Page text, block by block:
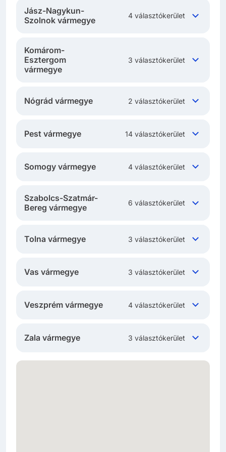
Jász-Nagykun-
Szolnok vármegye
4 választókerület
Komárom-
Esztergom
vármegye
3 választókerület
Nógrád vármegye 2 választókerület
Pest vármegye 14 választókerület
Somogy vármegye 4 választókerület
Szabolcs-Szatmár-
Bereg vármegye
6 választókerület
Tolna vármegye 3 választókerület
Vas vármegye 3 választókerület
Veszprém vármegye 4 választókerület
Zala vármegye 3 választókerület